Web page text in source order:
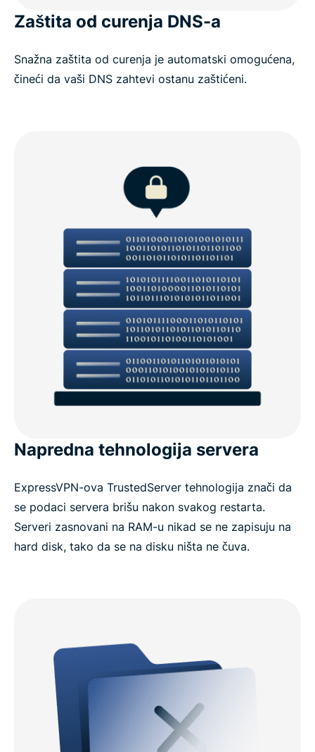
Zaštita od curenja DNS-a
Snažna zaštita od curenja je automatski omogućena,
čineći da vaši DNS zahtevi ostanu zaštićeni.
Napredna tehnologija servera
ExpressVPN-ova TrustedServer tehnologija znači da
se podaci servera brišu nakon svakog restarta.
Serveri zasnovani na RAM-u nikad se ne zapisuju na
hard disk, tako da se na disku ništa ne čuva.